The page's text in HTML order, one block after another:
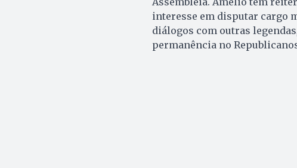
interesse em disputar cargo
diálogos com outras
permanência no